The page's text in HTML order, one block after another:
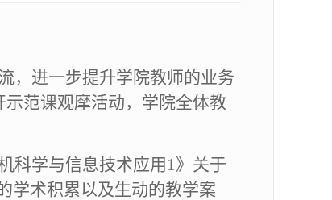
，进一步提升学院教师的业务
范课观摩活动，学院全体教
科学与信息技术应用 1》关于
学术积累以及生动的教学案